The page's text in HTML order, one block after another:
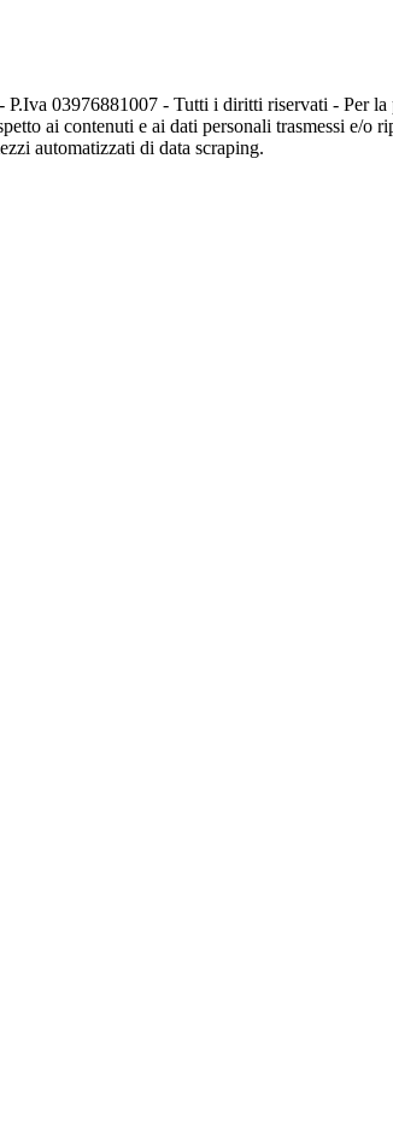
03976881007 - Tutti i diritti riservati - Per
ai contenuti e ai dati personali trasmessi e/o
automatizzati di data scraping.